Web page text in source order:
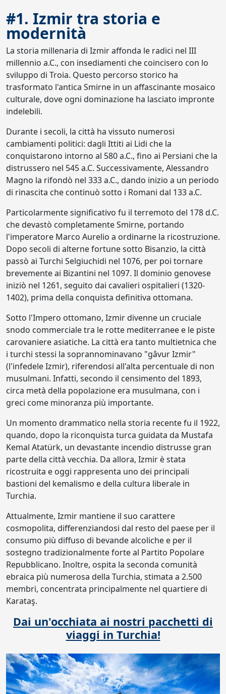
#1. Izmir tra storia e
modernità
La storia millenaria di Izmir affonda le radici nel III
millennio a.C., con insediamenti che coincisero con lo
sviluppo di Troia. Questo percorso storico ha
trasformato l'antica Smirne in un affascinante mosaico
culturale, dove ogni dominazione ha lasciato impronte
indelebili.
Durante i secoli, la città ha vissuto numerosi
cambiamenti politici: dagli Ittiti ai Lidi che la
conquistarono intorno al 580 a.C., fino ai Persiani che la
distrussero nel 545 a.C. Successivamente, Alessandro
Magno la rifondò nel 333 a.C., dando inizio a un periodo
di rinascita che continuò sotto i Romani dal 133 a.C.
Particolarmente significativo fu il terremoto del 178 d.C.
che devastò completamente Smirne, portando
l'imperatore Marco Aurelio a ordinarne la ricostruzione.
Dopo secoli di alterne fortune sotto Bisanzio, la città
passò ai Turchi Selgiuchidi nel 1076, per poi tornare
brevemente ai Bizantini nel 1097. Il dominio genovese
iniziò nel 1261, seguito dai cavalieri ospitalieri (1320-
1402), prima della conquista definitiva ottomana.
Sotto l'Impero ottomano, Izmir divenne un cruciale
snodo commerciale tra le rotte mediterranee e le piste
carovaniere asiatiche. La città era tanto multietnica che
i turchi stessi la soprannominavano "gâvur Izmir"
(l'infedele Izmir), riferendosi all'alta percentuale di non
musulmani. Infatti, secondo il censimento del 1893,
circa metà della popolazione era musulmana, con i
greci come minoranza più importante.
Un momento drammatico nella storia recente fu il 1922,
quando, dopo la riconquista turca guidata da Mustafa
Kemal Atatürk, un devastante incendio distrusse gran
parte della città vecchia. Da allora, Izmir è stata
ricostruita e oggi rappresenta uno dei principali
bastioni del kemalismo e della cultura liberale in
Turchia.
Attualmente, Izmir mantiene il suo carattere
cosmopolita, differenziandosi dal resto del paese per il
consumo più diffuso di bevande alcoliche e per il
sostegno tradizionalmente forte al Partito Popolare
Repubblicano. Inoltre, ospita la seconda comunità
ebraica più numerosa della Turchia, stimata a 2.500
membri, concentrata principalmente nel quartiere di
Karataş.
Dai un'occhiata ai nostri pacchetti di
viaggi in Turchia!